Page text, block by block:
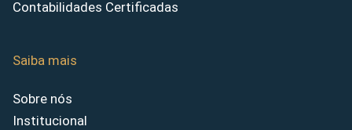
Contabilidades Certificadas
Saiba mais
Sobre nós
Institucional